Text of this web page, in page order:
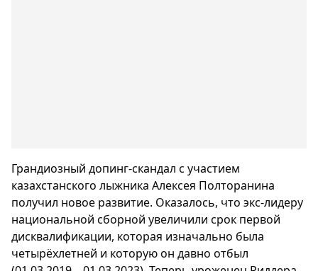
Грандиозный допинг-скандал с участием
казахстанского лыжника Алексея Полторанина
получил новое развитие. Оказалось, что экс-лидеру
национальной сборной увеличили срок первой
дисквалификации, которая изначально была
четырёхлетней и которую он давно отбыл